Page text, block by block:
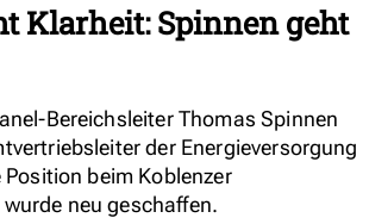
Klarheit: Spinnen geht
Bereichsleiter Thomas Spinnen
der Energieversorgung
beim Koblenzer
neu geschaffen.